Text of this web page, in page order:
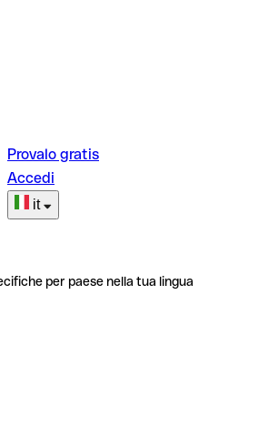
Provalo gratis
Accedi
it
per paese nella tua lingua